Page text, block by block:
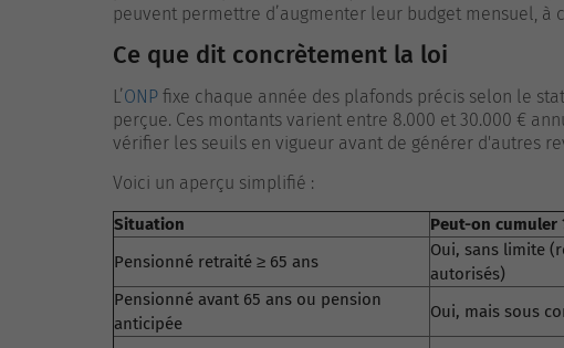
peuvent permettre d’augmenter leur budget mensuel, à
Ce que dit concrètement la loi
L’ONP fixe chaque année des plafonds précis selon le
perçue. Ces montants varient entre 8.000 et 30.000 €
vérifier les seuils en vigueur avant de générer d'autres
Voici un aperçu simplifié :
Situation Peut-on cumuler
Pensionné retraité ≥ 65 ans
Oui, sans limite
autorisés)
Pensionné avant 65 ans ou pension
anticipée
Oui, mais sous